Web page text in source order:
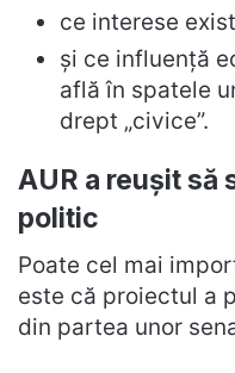
ce interese
și ce influență
află în spatele
drept „civice”.
AUR a reușit să
politic
Poate cel mai
este că proiectul a
din partea unor